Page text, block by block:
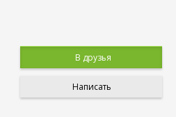
В друзья
Написать